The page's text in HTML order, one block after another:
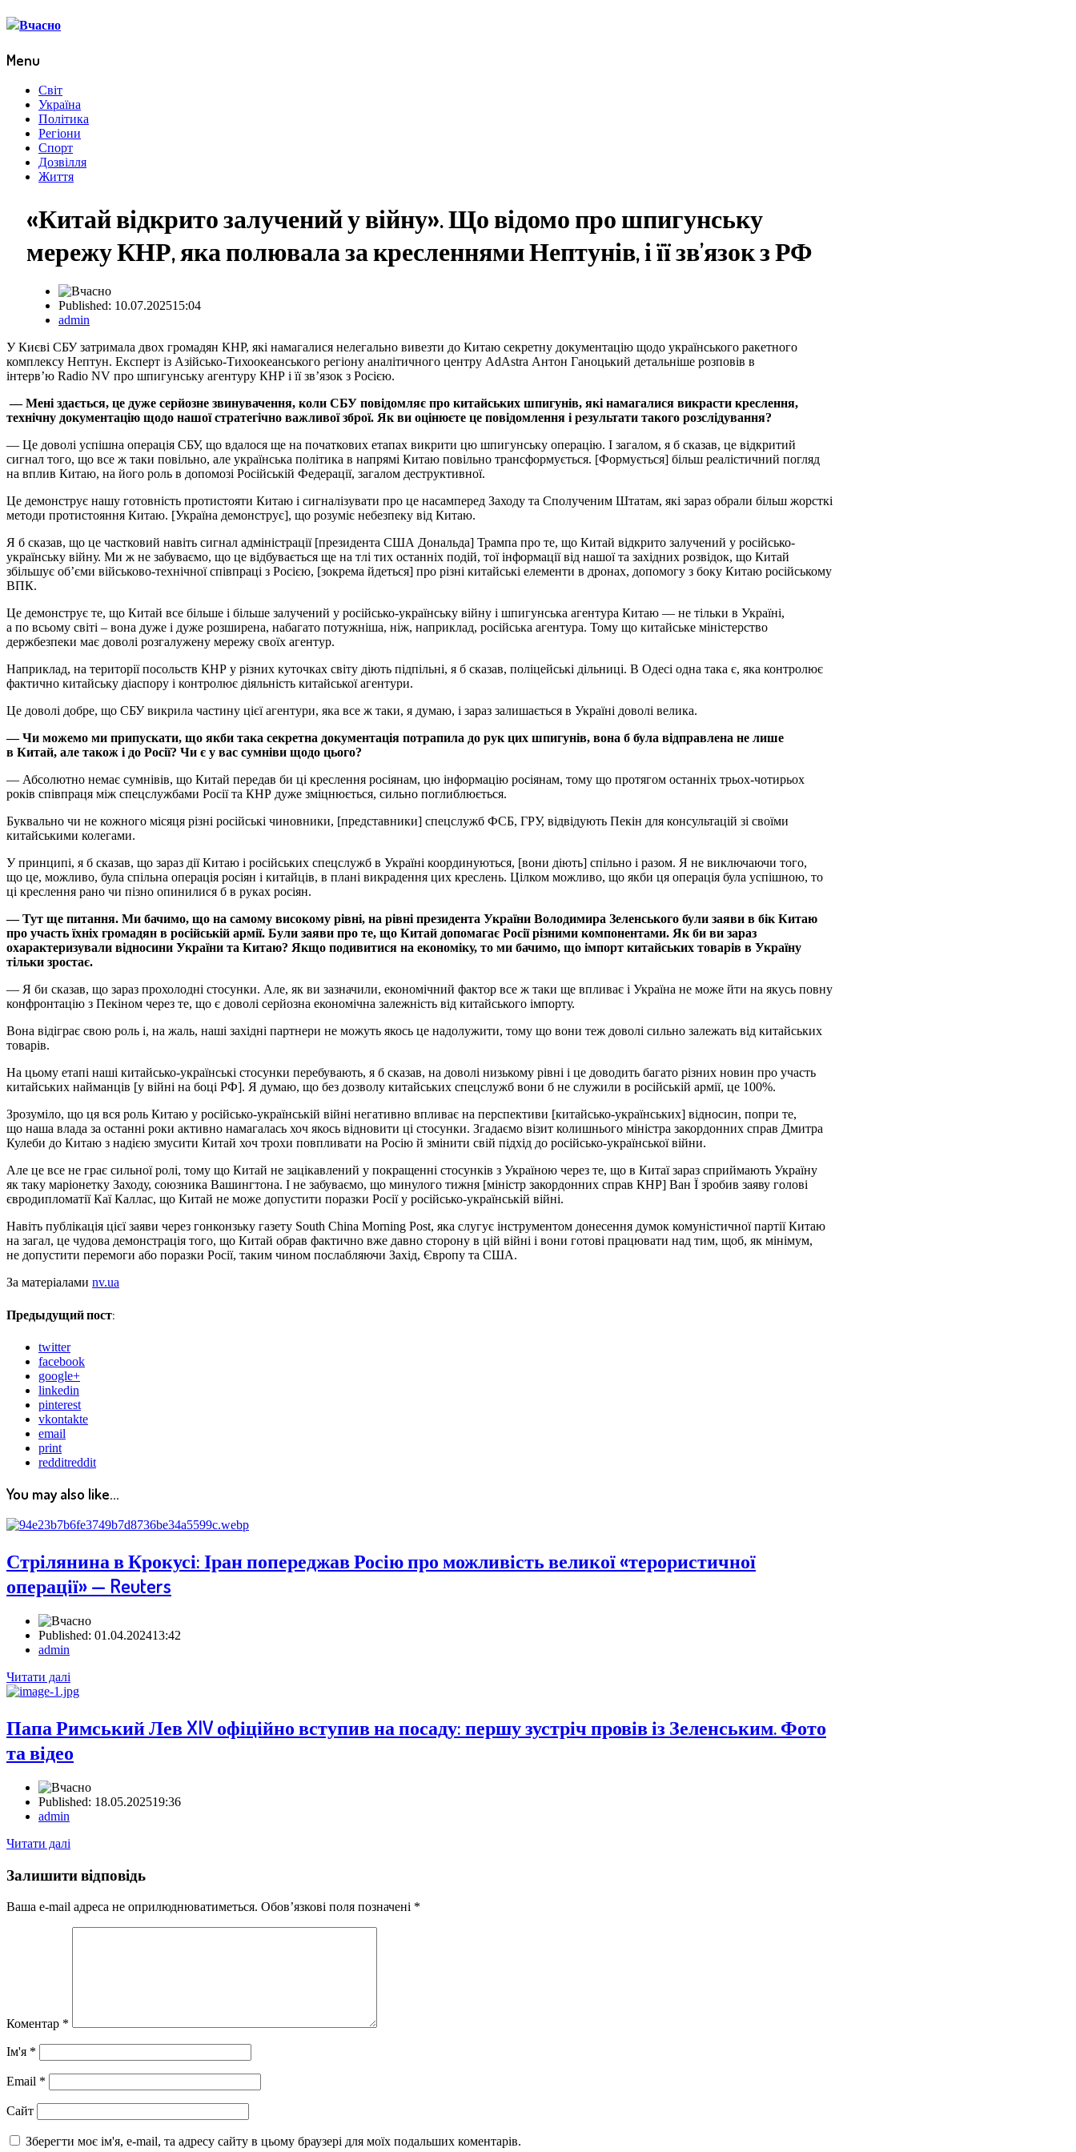
Menu
Menu
Світ
Україна
Політика
Регіони
Спорт
Дозвілля
Життя
«Китай відкрито залучений у війну». Що відомо про шпигунську
мережу КНР, яка полювала за кресленнями Нептунів, і її зв’язок з РФ
Published: 10.07.202515:04
Author
admin
У Києві СБУ затримала двох громадян КНР, які намагалися нелегально вивезти до Китаю секретну документацію щодо українського ракетного
комплексу Нептун. Експерт із Азійсько-Тихоокеанського регіону аналітичного центру AdAstra Антон Ганоцький детальніше розповів в
інтерв’ю Radio NV про шпигунську агентуру КНР і її зв’язок з Росією.
— Мені здається, це дуже серйозне звинувачення, коли СБУ повідомляє про китайських шпигунів, які намагалися викрасти креслення,
технічну документацію щодо нашої стратегічно важливої зброї. Як ви оцінюєте це повідомлення і результати такого розслідування?
— Це доволі успішна операція СБУ, що вдалося ще на початкових етапах викрити цю шпигунську операцію. І загалом, я б сказав, це відкритий
сигнал того, що все ж таки повільно, але українська політика в напрямі Китаю повільно трансформується. [Формується] більш реалістичний погляд
на вплив Китаю, на його роль в допомозі Російській Федерації, загалом деструктивної.
Це демонструє нашу готовність протистояти Китаю і сигналізувати про це насамперед Заходу та Сполученим Штатам, які зараз обрали більш жорсткі
методи протистояння Китаю. [Україна демонструє], що розуміє небезпеку від Китаю.
Я б сказав, що це частковий навіть сигнал адміністрації [президента США Дональда] Трампа про те, що Китай відкрито залучений у російсько-
українську війну. Ми ж не забуваємо, що це відбувається ще на тлі тих останніх подій, тої інформації від нашої та західних розвідок, що Китай
збільшує об’єми військово-технічної співпраці з Росією, [зокрема йдеться] про різні китайські елементи в дронах, допомогу з боку Китаю російському
ВПК.
Це демонструє те, що Китай все більше і більше залучений у російсько-українську війну і шпигунська агентура Китаю — не тільки в Україні,
а по всьому світі – вона дуже і дуже розширена, набагато потужніша, ніж, наприклад, російська агентура. Тому що китайське міністерство
держбезпеки має доволі розгалужену мережу своїх агентур.
Наприклад, на території посольств КНР у різних куточках світу діють підпільні, я б сказав, поліцейські дільниці. В Одесі одна така є, яка контролює
фактично китайську діаспору і контролює діяльність китайської агентури.
Це доволі добре, що СБУ викрила частину цієї агентури, яка все ж таки, я думаю, і зараз залишається в Україні доволі велика.
— Чи можемо ми припускати, що якби така секретна документація потрапила до рук цих шпигунів, вона б була відправлена не лише
в Китай, але також і до Росії? Чи є у вас сумніви щодо цього?
— Абсолютно немає сумнівів, що Китай передав би ці креслення росіянам, цю інформацію росіянам, тому що протягом останніх трьох-чотирьох
років співпраця між спецслужбами Росії та КНР дуже зміцнюється, сильно поглиблюється.
Буквально чи не кожного місяця різні російські чиновники, [представники] спецслужб ФСБ, ГРУ, відвідують Пекін для консультацій зі своїми
китайськими колегами.
У принципі, я б сказав, що зараз дії Китаю і російських спецслужб в Україні координуються, [вони діють] спільно і разом. Я не виключаючи того,
що це, можливо, була спільна операція росіян і китайців, в плані викрадення цих креслень. Цілком можливо, що якби ця операція була успішною, то
ці креслення рано чи пізно опинилися б в руках росіян.
— Тут ще питання. Ми бачимо, що на самому високому рівні, на рівні президента України Володимира Зеленського були заяви в бік Китаю
про участь їхніх громадян в російській армії. Були заяви про те, що Китай допомагає Росії різними компонентами. Як би ви зараз
охарактеризували відносини України та Китаю? Якщо подивитися на економіку, то ми бачимо, що імпорт китайських товарів в Україну
тільки зростає.
— Я би сказав, що зараз прохолодні стосунки. Але, як ви зазначили, економічний фактор все ж таки ще впливає і Україна не може йти на якусь повну
конфронтацію з Пекіном через те, що є доволі серйозна економічна залежність від китайського імпорту.
Вона відіграє свою роль і, на жаль, наші західні партнери не можуть якось це надолужити, тому що вони теж доволі сильно залежать від китайських
товарів.
На цьому етапі наші китайсько-українські стосунки перебувають, я б сказав, на доволі низькому рівні і це доводить багато різних новин про участь
китайських найманців [у війні на боці РФ]. Я думаю, що без дозволу китайських спецслужб вони б не служили в російській армії, це 100%.
Зрозуміло, що ця вся роль Китаю у російсько-українській війні негативно впливає на перспективи [китайсько-українських] відносин, попри те,
що наша влада за останні роки активно намагалась хоч якось відновити ці стосунки. Згадаємо візит колишнього міністра закордонних справ Дмитра
Кулеби до Китаю з надією змусити Китай хоч трохи повпливати на Росію й змінити свій підхід до російсько-української війни.
Але це все не грає сильної ролі, тому що Китай не зацікавлений у покращенні стосунків з Україною через те, що в Китаї зараз сприймають Україну
як таку маріонетку Заходу, союзника Вашингтона. І не забуваємо, що минулого тижня [міністр закордонних справ КНР] Ван Ї зробив заяву голові
євродипломатії Каї Каллас, що Китай не може допустити поразки Росії у російсько-українській війні.
Навіть публікація цієї заяви через гонконзьку газету South China Morning Post, яка слугує інструментом донесення думок комуністичної партії Китаю
на загал, це чудова демонстрація того, що Китай обрав фактично вже давно сторону в цій війні і вони готові працювати над тим, щоб, як мінімум,
не допустити перемоги або поразки Росії, таким чином послабляючи Захід, Європу та США.
За матеріалами nv.ua
Предыдущий пост:
twitter
facebook
google+
linkedin
pinterest
vkontakte
email
print
redditreddit
You may also like...
Стрілянина в Крокусі: Іран попереджав Росію про можливість великої «терористичної
операції» — Reuters
Published: 01.04.202413:42
Author
admin
Читати далі
Папа Римський Лев XIV офіційно вступив на посаду: першу зустріч провів із Зеленським. Фото
та відео
Published: 18.05.202519:36
Author
admin
Читати далі
Залишити відповідь
Ваша e-mail адреса не оприлюднюватиметься. Обов’язкові поля позначені *
Коментар *
Ім'я *
Email *
Сайт
Зберегти моє ім'я, e-mail, та адресу сайту в цьому браузері для моїх подальших коментарів.